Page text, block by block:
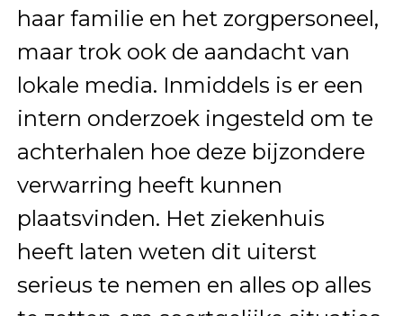
haar familie en het zorgpersoneel,
maar trok ook de aandacht van
lokale media. Inmiddels is er een
intern onderzoek ingesteld om te
achterhalen hoe deze bijzondere
verwarring heeft kunnen
plaatsvinden. Het ziekenhuis
heeft laten weten dit uiterst
serieus te nemen en alles op alles